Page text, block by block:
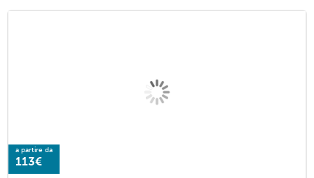
a partire da
113€